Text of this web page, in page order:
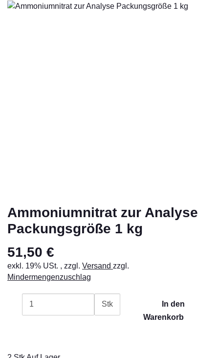
Ammoniumnitrat zur Analyse
Packungsgröße 1 kg
51,50 €
exkl. 19% USt. , zzgl. Versand zzgl.
Mindermengenzuschlag
Stk
In den
Warenkorb